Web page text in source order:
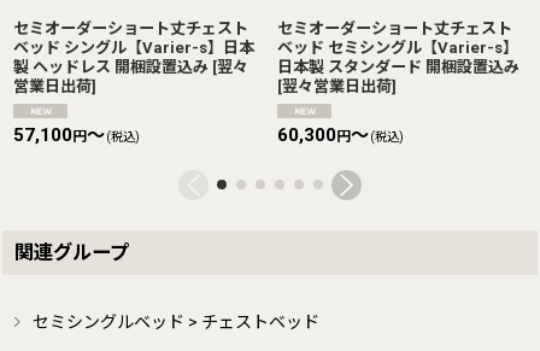
セミオーダーショート丈チェスト
ベッド シングル【Varier-s】日本
製 ヘッドレス 開梱設置込み [翌々
営業日出荷]
57,100円～(税込)
セミオーダーショート丈チェスト
ベッド セミシングル【Varier-s】
日本製 スタンダード 開梱設置込み
[翌々営業日出荷]
60,300円～(税込)
関連グループ
セミシングルベッド > チェストベッド